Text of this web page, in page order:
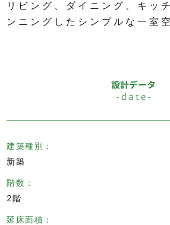
リビング、ダイニング、キッ
ンニングしたシンプルな一室
建築種別
新築
階数
2階
延床面積